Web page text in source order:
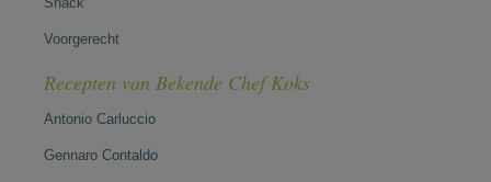
Voorgerecht
Recepten van Bekende Chef Koks
Antonio Carluccio
Gennaro Contaldo